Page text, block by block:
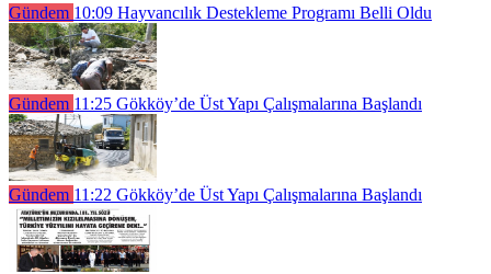
Gündem 10:09 Hayvancılık Destekleme Programı Belli Oldu
Gündem 11:25 Gökköy’de Üst Yapı Çalışmalarına Başlandı
Gündem 11:22 Gökköy’de Üst Yapı Çalışmalarına Başlandı